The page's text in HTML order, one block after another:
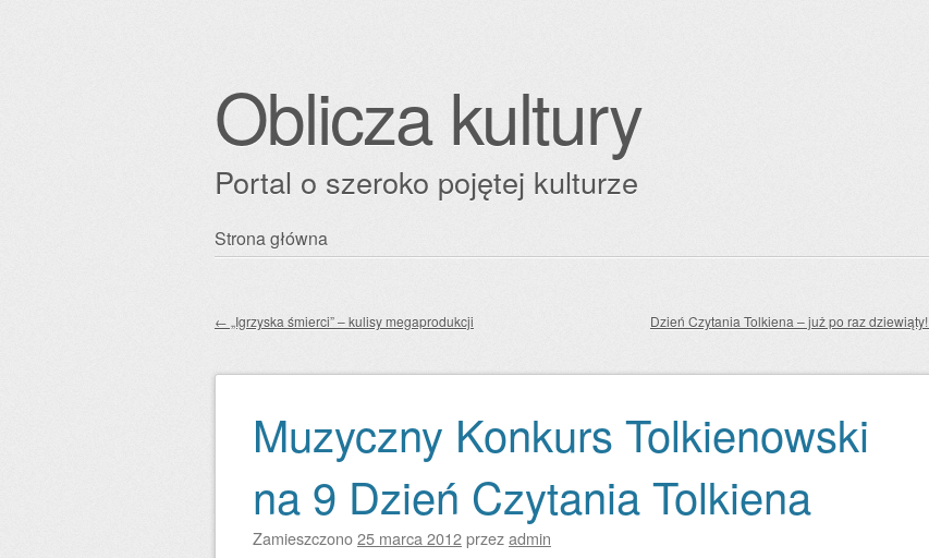
Oblicza kultury
Portal o szeroko pojętej kulturze
Przejdź
Strona główna
Zobacz wpisy
← „Igrzyska śmierci” – kulisy megaprodukcji Dzień Czytania Tolkiena – już po raz dziewiąty!
Muzyczny Konkurs Tolkienowski
na 9 Dzień Czytania Tolkiena
Zamieszczono25 marca 2012przezadmin